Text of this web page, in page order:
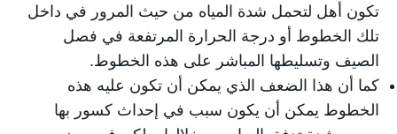
تكون أهل لتحمل شدة المياه من حيث المرور في داخل
تلك الخطوط أو درجة الحرارة المرتفعة في فصل
الصيف وتسليطها المباشر على هذه الخطوط.
كما أن هذا الضعف الذي يمكن أن تكون عليه هذه
الخطوط يمكن أن يكون سبب في إحداث كسور بها